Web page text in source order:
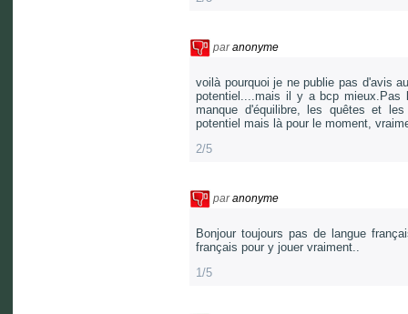
paranonyme
voilà pourquoi je ne publie pas d'avis
potentiel....mais il y a bcp mieux.Pas
manque d'équilibre, les quêtes et
potentiel mais là pour le moment,
2/5
paranonyme
Bonjour toujours pas de langue
français pour y jouer vraiment..
1/5